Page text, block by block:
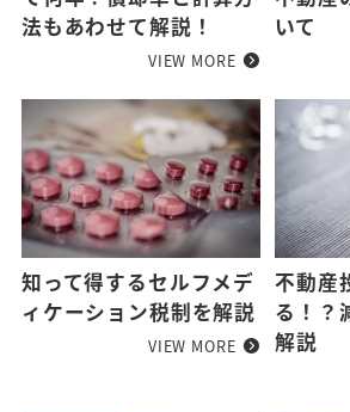
法もあわせて解説！
VIEW MORE
いて
知って得するセルフメデ
ィケーション税制を解説
VIEW MORE
不動産
る！？
解説